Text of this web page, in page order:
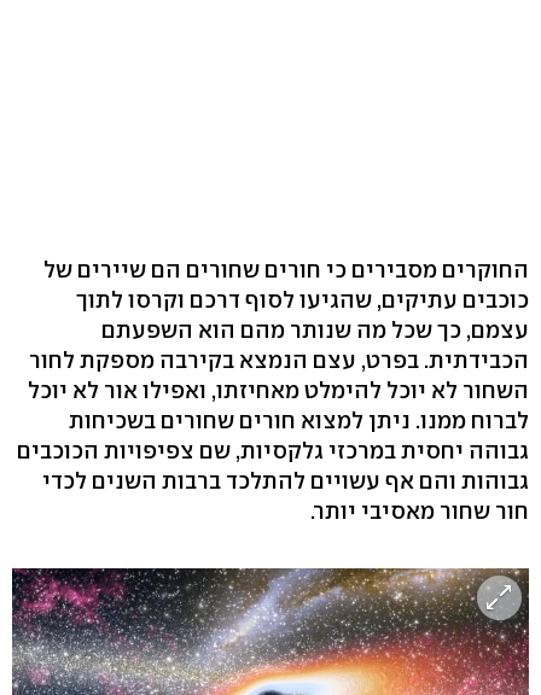
החוקרים מסבירים כי חורים שחורים הם שיירים של
כוכבים עתיקים, שהגיעו לסוף דרכם וקרסו לתוך
עצמם, כך שכל מה שנותר מהם הוא השפעתם
הכבידתית. בפרט, עצם הנמצא בקירבה מספקת לחור
השחור לא יוכל להימלט מאחיזתו, ואפילו אור לא יוכל
לברוח ממנו. ניתן למצוא חורים שחורים בשכיחות
גבוהה יחסית במרכזי גלקסיות, שם צפיפויות הכוכבים
גבוהות והם אף עשויים להתלכד ברבות השנים לכדי
חור שחור מאסיבי יותר.